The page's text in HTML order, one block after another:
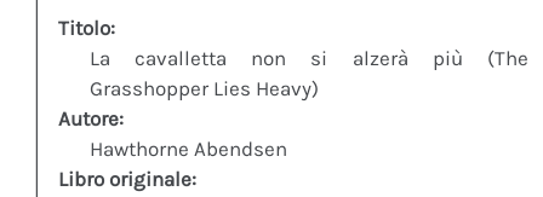
Titolo:
La cavalletta non si alzerà più (The
Grasshopper Lies Heavy)
Autore:
Hawthorne Abendsen
Libro originale: